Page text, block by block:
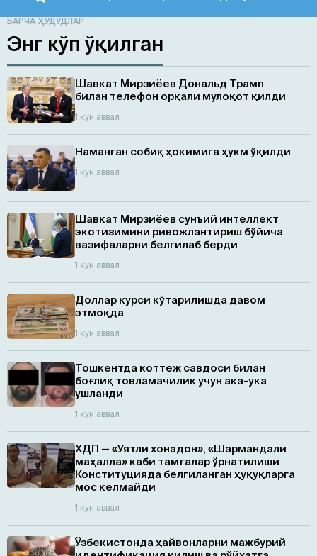
БАРЧА ҲУДУДЛАР
Энг кўп ўқилган
Шавкат Мирзиёев Дональд Трамп
билан телефон орқали мулоқот қилди
1 кун аввал
Наманган собиқ ҳокимига ҳукм ўқилди
1 кун аввал
Шавкат Мирзиёев сунъий интеллект
экотизимини ривожлантириш бўйича
вазифаларни белгилаб берди
1 кун аввал
Доллар курси кўтарилишда давом
этмоқда
1 кун аввал
Тошкентда коттеж савдоси билан
боғлиқ товламачилик учун ака-ука
ушланди
1 кун аввал
ХДП — «Уятли хонадон», «Шармандали
маҳалла» каби тамғалар ўрнатилиши
Конституцияда белгиланган ҳуқуқларга
мос келмайди
1 кун аввал
Ўзбекистонда ҳайвонларни мажбурий